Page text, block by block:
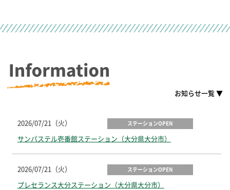
お知らせ一覧 ▼
2026/07/21（火） ステーションOPEN
サンパステル壱番館ステーション（大分県大分市）
2026/07/21（火） ステーションOPEN
プレセランス大分ステーション（大分県大分市）